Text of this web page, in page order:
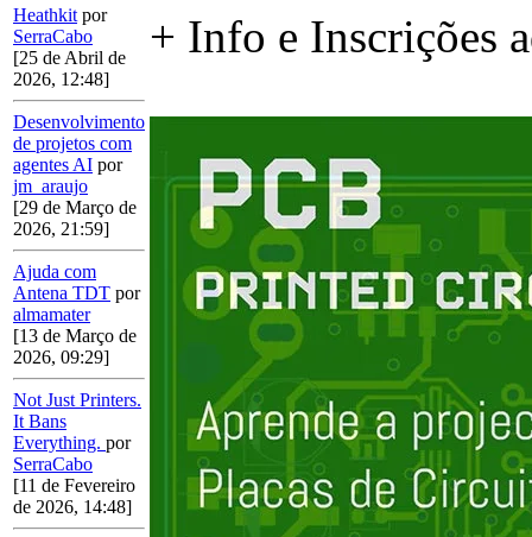
Heathkit por
SerraCabo
[25 de Abril de
2026, 12:48]
Desenvolvimento
de projetos com
agentes AI por
jm_araujo
[29 de Março de
2026, 21:59]
Ajuda com
Antena TDT por
almamater
[13 de Março de
2026, 09:29]
Not Just Printers.
It Bans
Everything. por
SerraCabo
[11 de Fevereiro
de 2026, 14:48]
+ Info e Inscrições